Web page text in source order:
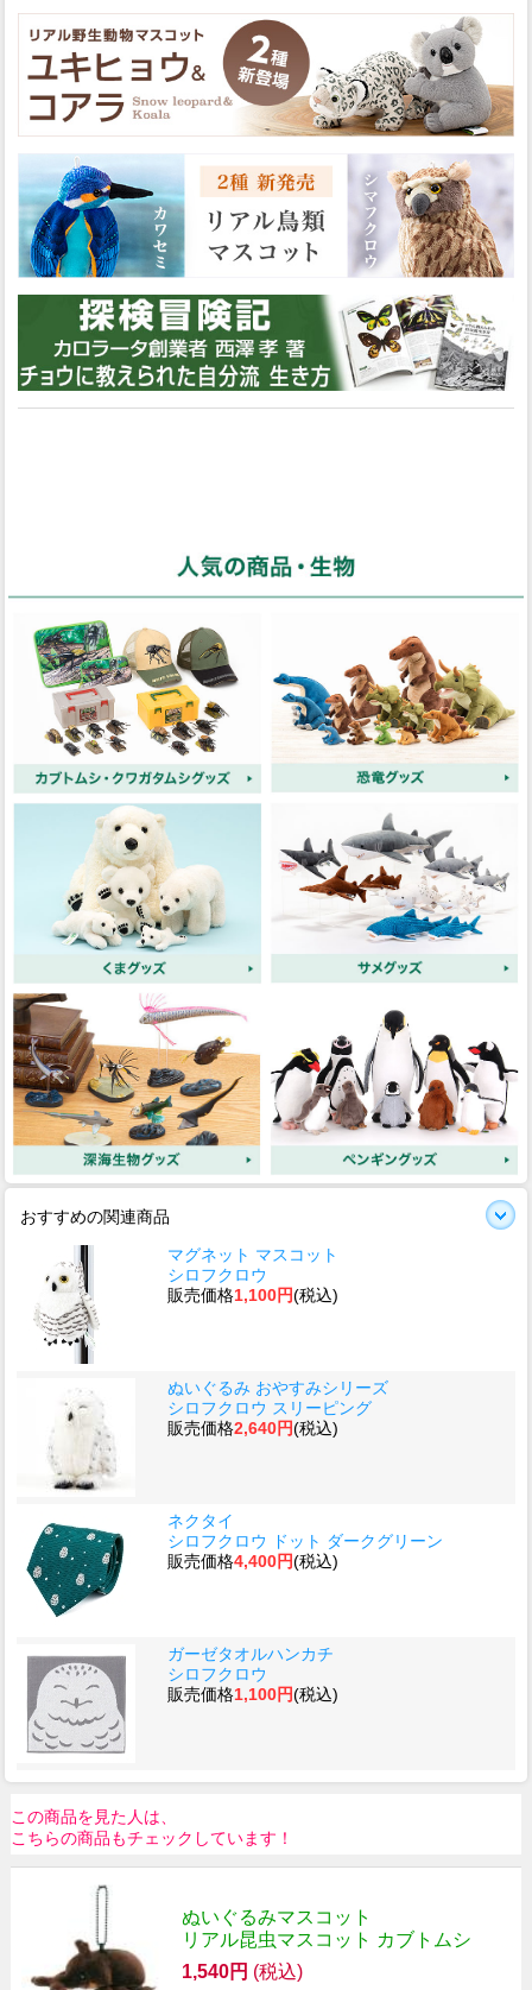
おすすめの関連商品
マグネット マスコット
シロフクロウ
販売価格1,100円(税込)
ぬいぐるみ おやすみシリーズ
シロフクロウ スリーピング
販売価格2,640円(税込)
ネクタイ
シロフクロウ ドット ダークグリーン
販売価格4,400円(税込)
ガーゼタオルハンカチ
シロフクロウ
販売価格1,100円(税込)
この商品を見た人は、
こちらの商品もチェックしています！
ぬいぐるみマスコット
リアル昆虫マスコット カブトムシ
1,540円 (税込)